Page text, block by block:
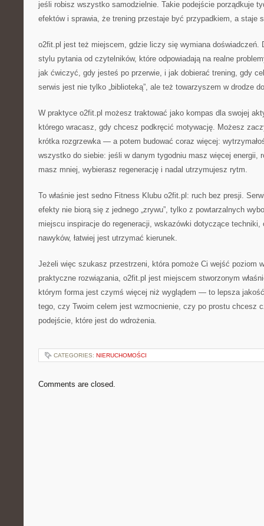
jeśli robisz wszystko samodzielnie. Takie podejście porządkuje
efektów i sprawia, że trening przestaje być przypadkiem, a staje
o2fit.pl jest też miejscem, gdzie liczy się wymiana doświadczeń.
stylu pytania od czytelników, które odpowiadają na realne
jak ćwiczyć, gdy jesteś po przerwie, i jak dobierać trening, gdy
serwis jest nie tylko „biblioteką”, ale też towarzyszem w drodze
W praktyce o2fit.pl możesz traktować jako kompas dla swojej
którego wracasz, gdy chcesz podkręcić motywację. Możesz
krótka rozgrzewka — a potem budować coraz więcej:
wszystko do siebie: jeśli w danym tygodniu masz więcej energii,
masz mniej, wybierasz regenerację i nadal utrzymujesz rytm.
To właśnie jest sedno Fitness Klubu o2fit.pl: ruch bez presji.
efekty nie biorą się z jednego „zrywu”, tylko z powtarzalnych
miejscu inspiracje do regeneracji, wskazówki dotyczące techniki,
nawyków, łatwiej jest utrzymać kierunek.
Jeżeli więc szukasz przestrzeni, która pomoże Ci wejść poziom
praktyczne rozwiązania, o2fit.pl jest miejscem stworzonym
którym forma jest czymś więcej niż wyglądem — to lepsza
tego, czy Twoim celem jest wzmocnienie, czy po prostu chcesz
podejście, które jest do wdrożenia.
CATEGORIES: NIERUCHOMOŚCI
Comments are closed.